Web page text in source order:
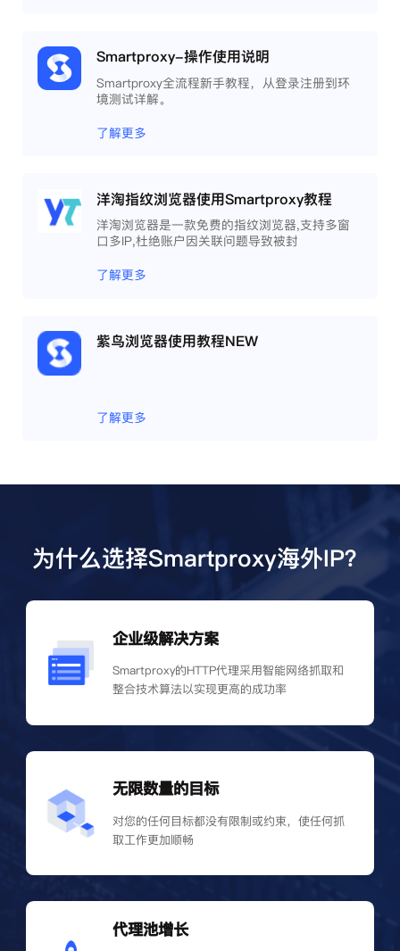
Smartproxy-操作使用说明
Smartproxy全流程新手教程，从登录注册到环
境测试详解。
了解更多
洋淘指纹浏览器使用Smartproxy教程
洋淘浏览器是一款免费的指纹浏览器,支持多窗
口多IP,杜绝账户因关联问题导致被封
了解更多
紫鸟浏览器使用教程NEW
了解更多
为什么选择Smartproxy海外IP？
企业级解决方案
Smartproxy的HTTP代理采用智能网络抓取和
整合技术算法以实现更高的成功率
无限数量的目标
对您的任何目标都没有限制或约束，使任何抓
取工作更加顺畅
代理池增长